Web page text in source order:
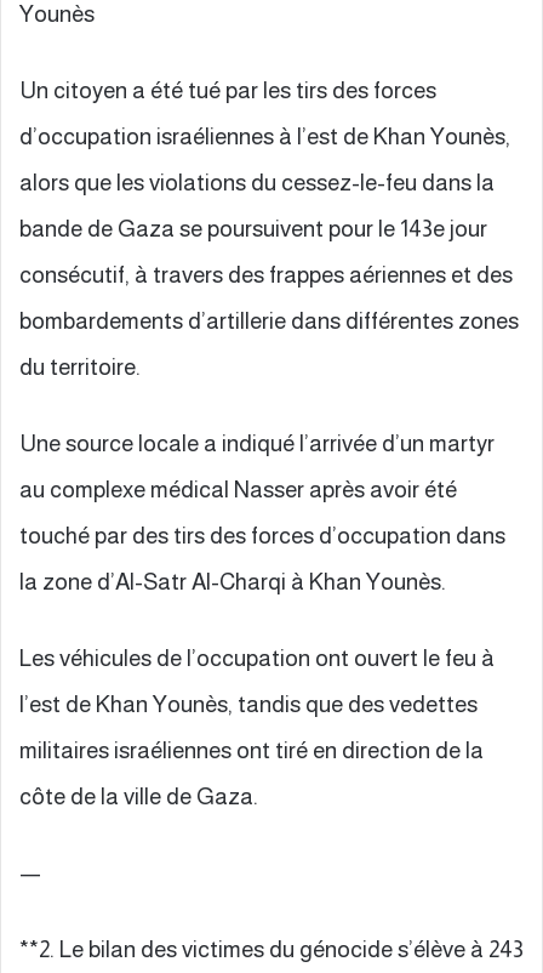
Younès
Un citoyen a été tué par les tirs des forces
d’occupation israéliennes à l’est de Khan Younès,
alors que les violations du cessez-le-feu dans la
bande de Gaza se poursuivent pour le 143e jour
consécutif, à travers des frappes aériennes et des
bombardements d’artillerie dans différentes zones
du territoire.
Une source locale a indiqué l’arrivée d’un martyr
au complexe médical Nasser après avoir été
touché par des tirs des forces d’occupation dans
la zone d’Al-Satr Al-Charqi à Khan Younès.
Les véhicules de l’occupation ont ouvert le feu à
l’est de Khan Younès, tandis que des vedettes
militaires israéliennes ont tiré en direction de la
côte de la ville de Gaza.
—
**2. Le bilan des victimes du génocide s’élève à 243